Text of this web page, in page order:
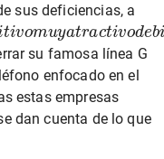
sus deficiencias, a
vomu yatractivode b d
su famosa línea G
enfocado en el
estas empresas
dan cuenta de lo que